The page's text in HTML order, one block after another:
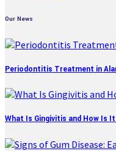
Our News
Periodontitis Treatment in
What Is Gingivitis and How Is